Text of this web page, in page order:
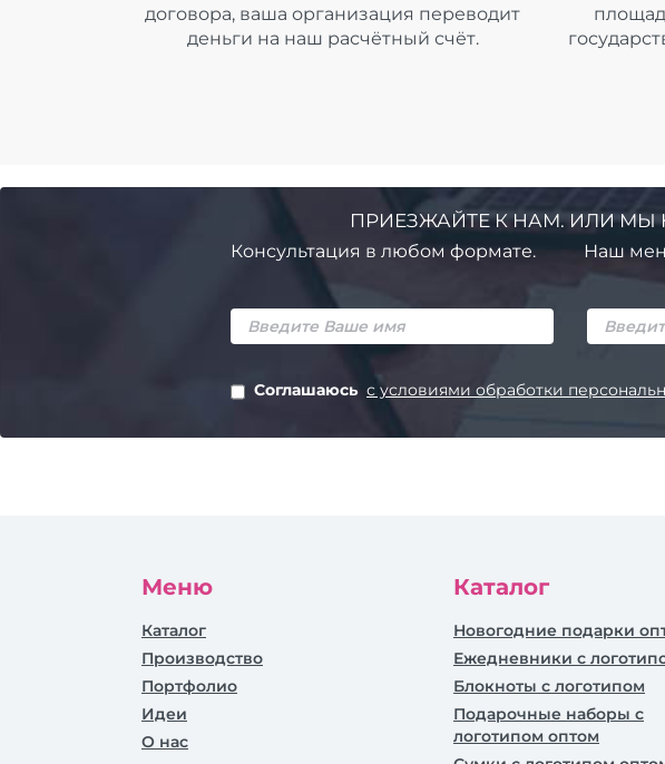
договора, ваша организация переводит
деньги на наш расчётный счёт.
ПРИЕЗЖАЙТЕ К НАМ. ИЛИ МЫ
Консультация в любом формате. Наш
Соглашаюсь с условиями обработки
Меню
Каталог
Производство
Портфолио
Идеи
О нас
Каталог
Новогодние подарки
Ежедневники c
Блокноты с логотипом
Подарочные наборы с
логотипом оптом